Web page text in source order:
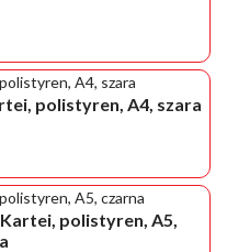
polistyren, A4, szara
polistyren, A5,